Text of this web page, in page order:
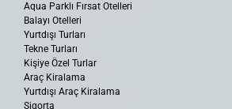
Aqua Parklı Fırsat Otelleri
Balayı Otelleri
Yurtdışı Turları
Tekne Turları
Kişiye Özel Turlar
Araç Kiralama
Yurtdışı Araç Kiralama
Sigorta